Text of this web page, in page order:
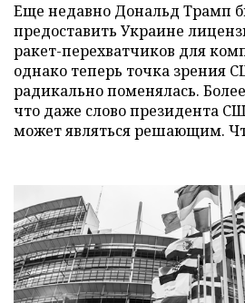
Еще недавно Дональд Трамп
предоставить Украине
ракет-перехватчиков для
однако теперь точка зрения
радикально поменялась.
что даже слово президента
может являться решающим.